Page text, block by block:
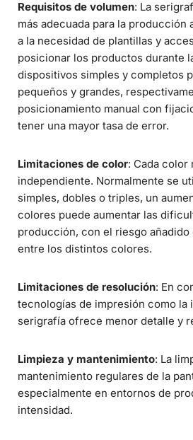
Requisitos de volumen: La
más adecuada para la producción
a la necesidad de plantillas y
posicionar los productos durante
dispositivos simples y completos
pequeños y grandes,
posicionamiento manual con
tener una mayor tasa de error.
Limitaciones de color: Cada color
independiente. Normalmente se
simples, dobles o triples, un
colores puede aumentar las
producción, con el riesgo añadido
entre los distintos colores.
Limitaciones de resolución: En
tecnologías de impresión como la
serigrafía ofrece menor detalle y
Limpieza y mantenimiento: La
mantenimiento regulares de la
especialmente en entornos de
intensidad.